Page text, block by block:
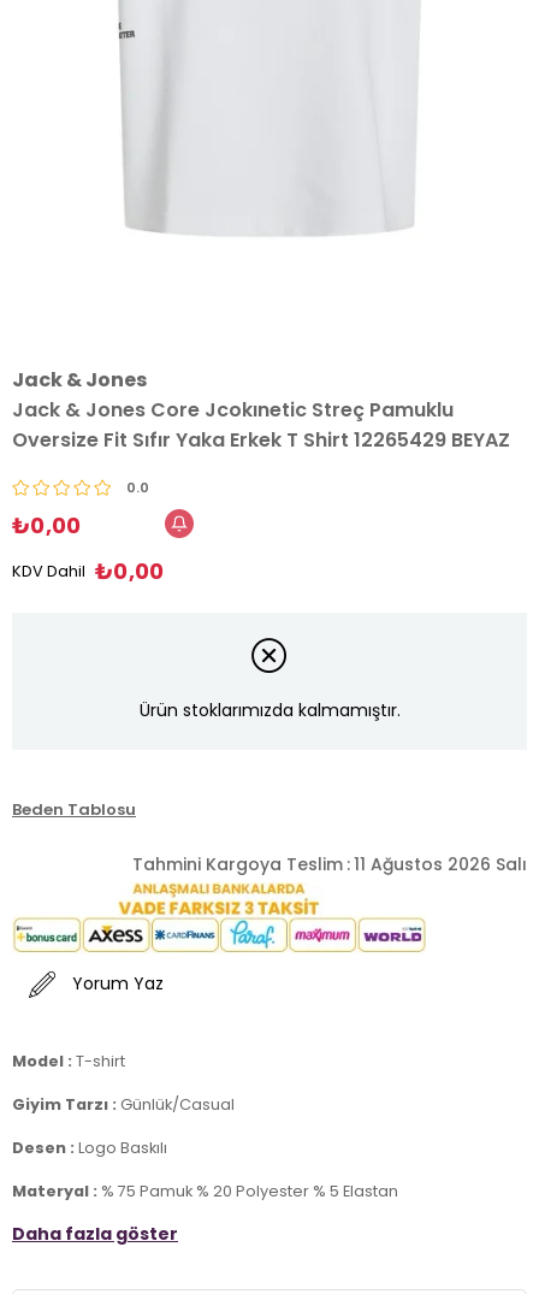
Jack & Jones
Jack & Jones Core Jcokınetic Streç Pamuklu
Oversize Fit Sıfır Yaka Erkek T Shirt 12265429 BEYAZ
0.0
₺0,00
KDV Dahil ₺0,00
Ürün stoklarımızda kalmamıştır.
Beden Tablosu
Tahmini Kargoya Teslim :11 Ağustos 2026 Salı
Yorum Yaz
Model : T-shirt
Giyim Tarzı : Günlük/Casual
Desen : Logo Baskılı
Materyal : % 75 Pamuk % 20 Polyester % 5 Elastan
Yaka Bilgisi :Sıfır Yaka
Daha fazla göster